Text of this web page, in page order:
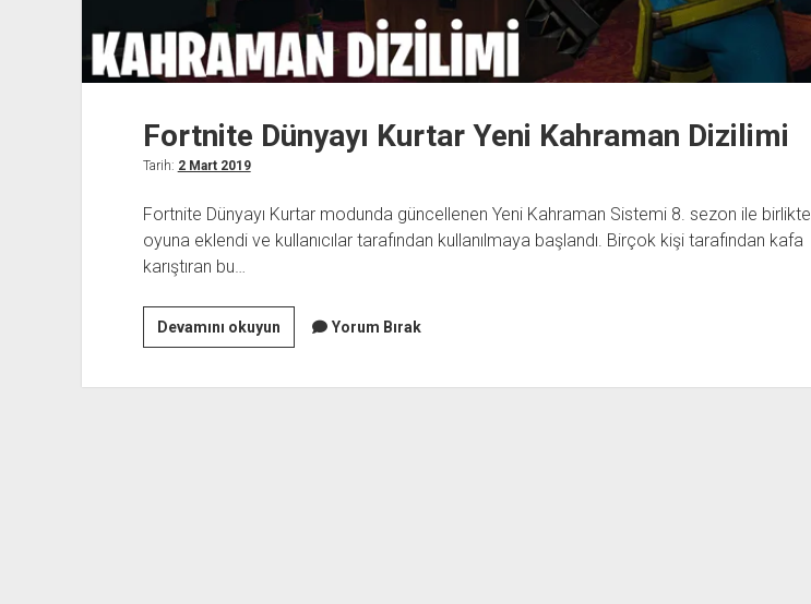
Fortnite Dünyayı Kurtar Yeni Kahraman Dizilimi
Tarih: 2 Mart 2019
Fortnite Dünyayı Kurtar modunda güncellenen Yeni Kahraman Sistemi 8. sezon ile birlikte
oyuna eklendi ve kullanıcılar tarafından kullanılmaya başlandı. Birçok kişi tarafından kafa
karıştıran bu…
Devamını okuyunFortnite
Dünyayı
Yorum Bırak